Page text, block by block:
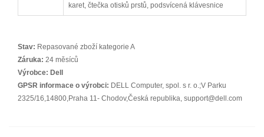
karet, čtečka otisků prstů, podsvícená klávesnice
Stav: Repasované zboží kategorie A
Záruka: 24 měsíců
Výrobce: Dell
GPSR informace o výrobci: DELL Computer, spol. s r. o.;V Parku
2325/16,14800,Praha 11- Chodov,Česká republika, support@dell.com